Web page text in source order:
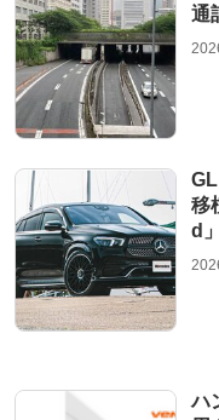
通
移
d
ハ